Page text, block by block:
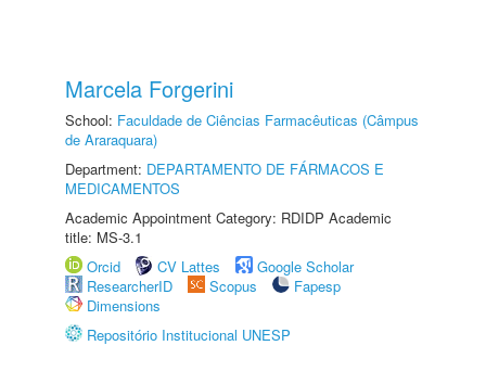
Marcela Forgerini
School: Faculdade de Ciências Farmacêuticas (Câmpus
de Araraquara)
Department: DEPARTAMENTO DE FÁRMACOS E
MEDICAMENTOS
Academic Appointment Category: RDIDP Academic
title: MS-3.1
Orcid
CV Lattes
Google Scholar
ResearcherID
Scopus
Fapesp
Dimensions
Repositório Institucional UNESP